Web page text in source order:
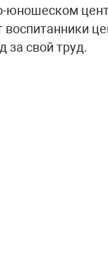
юношеском
за свой труд.